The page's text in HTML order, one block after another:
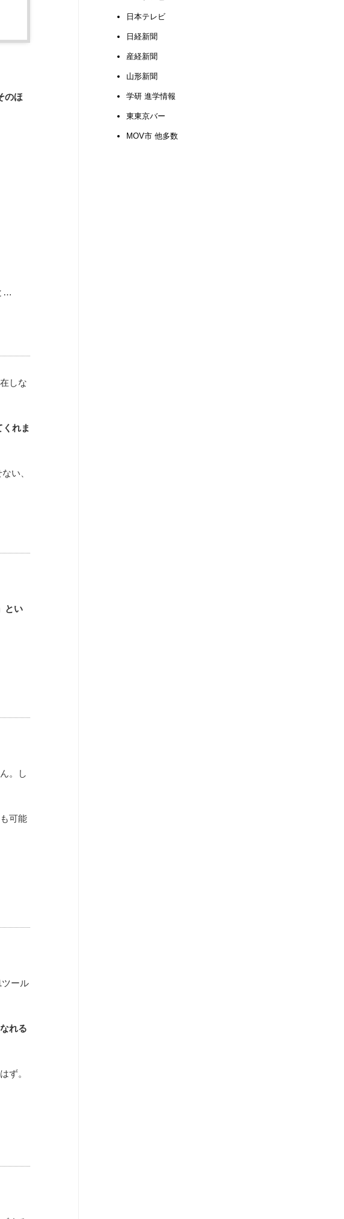
のほ
…
しな
れま
い、
とい
。し
可能
ール
れる
ず。
日本テレビ
日経新聞
産経新聞
山形新聞
学研 進学情報
東東京バー
MOV市 他多数